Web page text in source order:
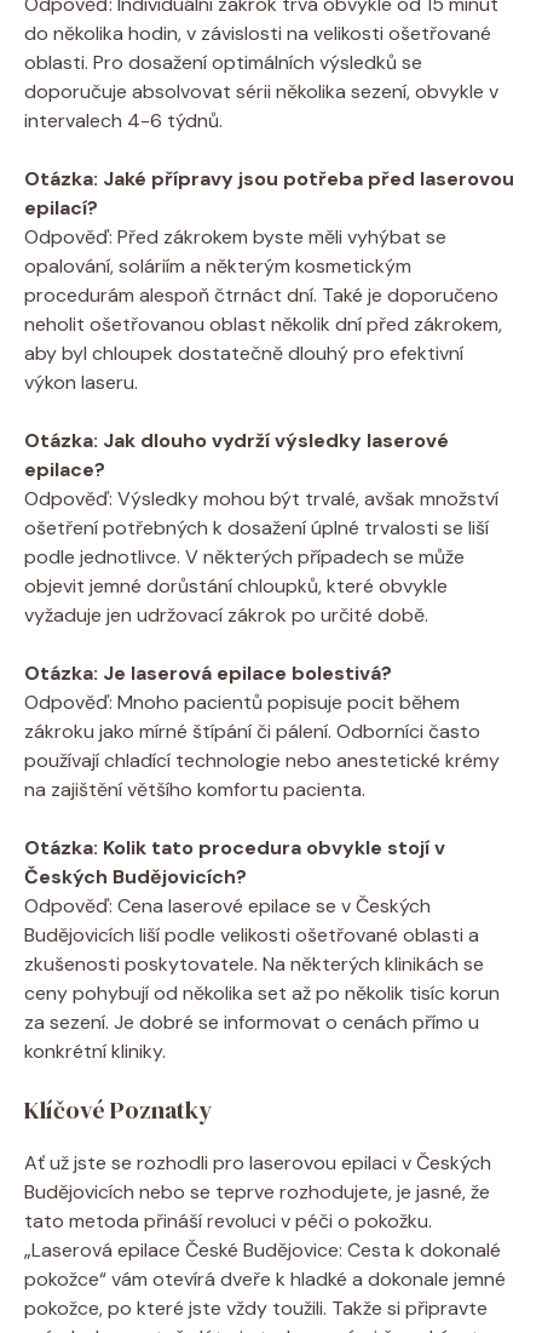
do několika hodin, v závislosti na velikosti ošetřované
oblasti. Pro dosažení optimálních výsledků se
doporučuje absolvovat sérii několika sezení, obvykle v
intervalech 4-6 týdnů.
Otázka: Jaké přípravy jsou potřeba před laserovou
epilací?
Odpověď: Před zákrokem byste měli vyhýbat se
opalování, soláriím a některým kosmetickým
procedurám alespoň čtrnáct dní. Také je doporučeno
neholit ošetřovanou oblast několik dní před zákrokem,
aby byl chloupek dostatečně dlouhý pro efektivní
výkon laseru.
Otázka: Jak dlouho vydrží výsledky laserové
epilace?
Odpověď: Výsledky mohou být trvalé, avšak množství
ošetření potřebných k dosažení úplné trvalosti se liší
podle jednotlivce. V některých případech se může
objevit jemné dorůstání chloupků, které obvykle
vyžaduje jen udržovací zákrok po určité době.
Otázka: Je laserová epilace bolestivá?
Odpověď: Mnoho pacientů popisuje pocit během
zákroku jako mírné štípání či pálení. Odborníci často
používají chladící technologie nebo anestetické krémy
na zajištění většího komfortu pacienta.
Otázka: Kolik tato procedura obvykle stojí v
Českých Budějovicích?
Odpověď: Cena laserové epilace se v Českých
Budějovicích liší podle velikosti ošetřované oblasti a
zkušenosti poskytovatele. Na některých klinikách se
ceny pohybují od několika set až po několik tisíc korun
za sezení. Je dobré se informovat o cenách přímo u
konkrétní kliniky.
Klíčové Poznatky
Ať už jste se rozhodli pro laserovou epilaci v Českých
Budějovicích nebo se teprve rozhodujete, je jasné, že
tato metoda přináší revoluci v péči o pokožku.
„Laserová epilace České Budějovice: Cesta k dokonalé
pokožce“ vám otevírá dveře k hladké a dokonale jemné
pokožce, po které jste vždy toužili. Takže si připravte